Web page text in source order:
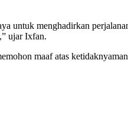
untuk menghadirkan
ujar Ixfan.
maaf atas